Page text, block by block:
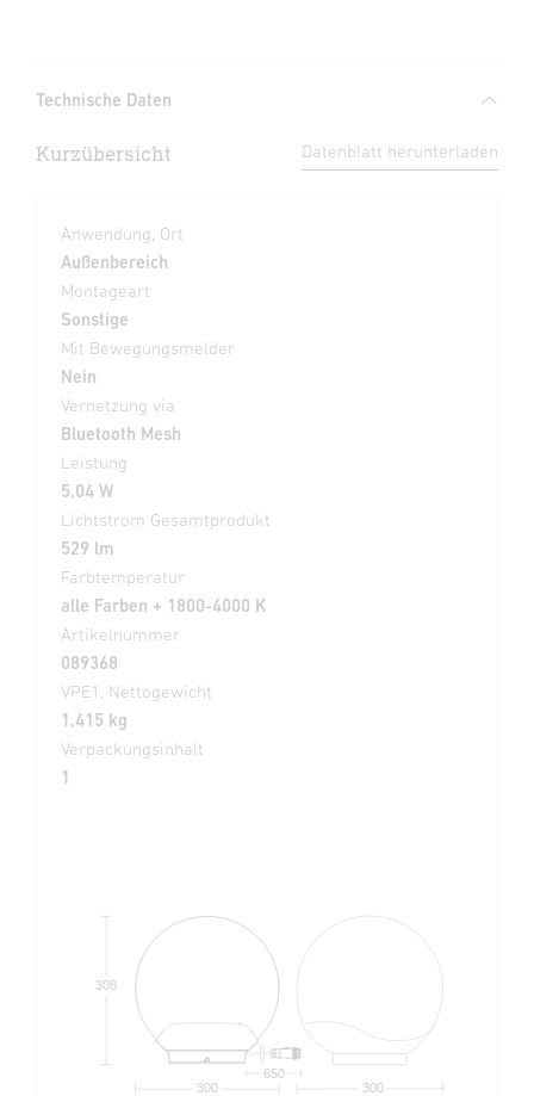
Technische Daten
Kurzübersicht Datenblatt herunterladen
Anwendung, Ort
Außenbereich
Montageart
Sonstige
Mit Bewegungsmelder
Nein
Vernetzung via
Bluetooth Mesh
Leistung
5,04 W
Lichtstrom Gesamtprodukt
529 lm
Farbtemperatur
alle Farben + 1800-4000 K
Artikelnummer
089368
VPE1, Nettogewicht
1,415 kg
Verpackungsinhalt
1
300
300
308
650